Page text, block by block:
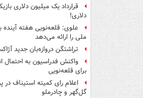
قرارداد یک میلیون دلاری
دلاری!
علوی: قلعه‌نویی هفته آینده
ملی را ارائه می‌دهد
تراِشتگن دروازه‌بان جدید
واکنش فدراسیون به احتمال
برای قلعه‌نویی
اعلام رای کمیته استیناف در
گل‌گهر و چادرملو